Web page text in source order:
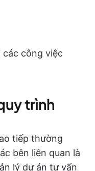
công việc
trình
tiếp thường
bên liên quan là
lý dự án tư vấn